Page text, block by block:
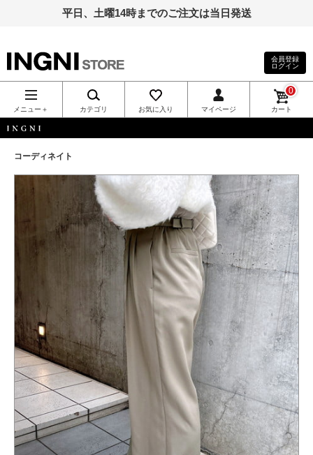
平日、土曜14時までのご注文は当日発送
INGNI（イン
グ）公式通
販｜INGNI
STORE
会員登録
ログイン
メニュー＋ カテゴリ お気に入り マイページ カート
0
コーディネイト